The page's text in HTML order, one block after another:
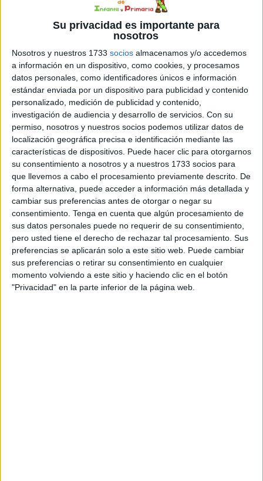
Su privacidad es importante para
nosotros
Nosotros y nuestros 1733 socios almacenamos y/o accedemos
a información en un dispositivo, como cookies, y procesamos
datos personales, como identificadores únicos e información
estándar enviada por un dispositivo para publicidad y contenido
personalizado, medición de publicidad y contenido,
investigación de audiencia y desarrollo de servicios. Con su
permiso, nosotros y nuestros socios podemos utilizar datos de
localización geográfica precisa e identificación mediante las
características de dispositivos. Puede hacer clic para otorgarnos
su consentimiento a nosotros y a nuestros 1733 socios para
que llevemos a cabo el procesamiento previamente descrito. De
forma alternativa, puede acceder a información más detallada y
cambiar sus preferencias antes de otorgar o negar su
consentimiento. Tenga en cuenta que algún procesamiento de
sus datos personales puede no requerir de su consentimiento,
pero usted tiene el derecho de rechazar tal procesamiento. Sus
preferencias se aplicarán solo a este sitio web. Puede cambiar
sus preferencias o retirar su consentimiento en cualquier
momento volviendo a este sitio y haciendo clic en el botón
"Privacidad" en la parte inferior de la página web.